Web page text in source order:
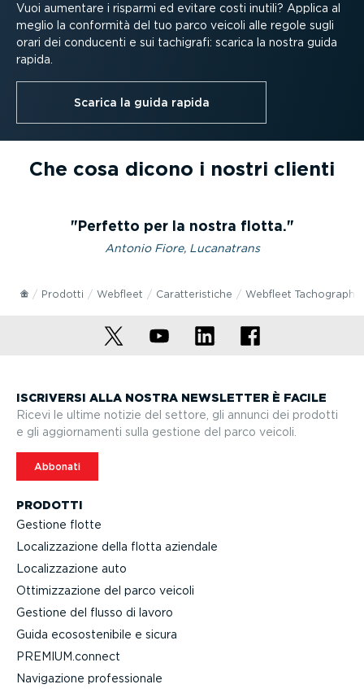
Vuoi aumentare i risparmi ed evitare costi inutili? Applica al
meglio la conformità del tuo parco veicoli alle regole sugli
orari dei conducenti e sui tachigrafi: scarica la nostra guida
rapida.
Scarica la guida rapida
Che cosa dicono i nostri clienti
Perfetto per la nostra flotta.
Antonio Fiore, Lucanatrans
Prodotti Webfleet Carat­te­ri­stiche Webfleet Tachograph
PRODOTTI
Gestione flotte
Localiz­za­zione della flotta aziendale
Localiz­za­zione auto
Ottimiz­za­zione del parco veicoli
Gestione del flusso di lavoro
Guida ecoso­ste­nibile e sicura
PREMIUM.connect
Navigazione profes­sionale
ISCRIVERSI ALLA NOSTRA NEWSLETTER È FACILE
Ricevi le ultime notizie del settore, gli annunci dei prodotti
e gli aggior­na­menti sulla gestione del parco veicoli.
Abbonati